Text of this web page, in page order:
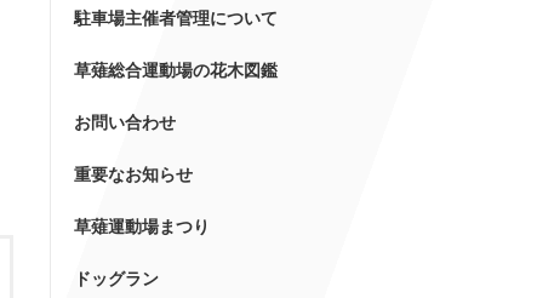
駐車場主催者管理について
草薙総合運動場の花木図鑑
お問い合わせ
重要なお知らせ
草薙運動場まつり
ドッグラン